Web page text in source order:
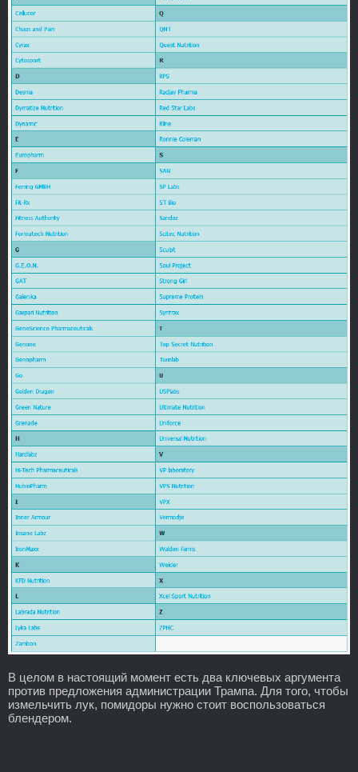
В целом в настоящий момент есть два ключевых аргумента
против предложения администрации Трампа. Для того, чтобы
измельчить лук, помидоры нужно стоит воспользоваться
блендером.